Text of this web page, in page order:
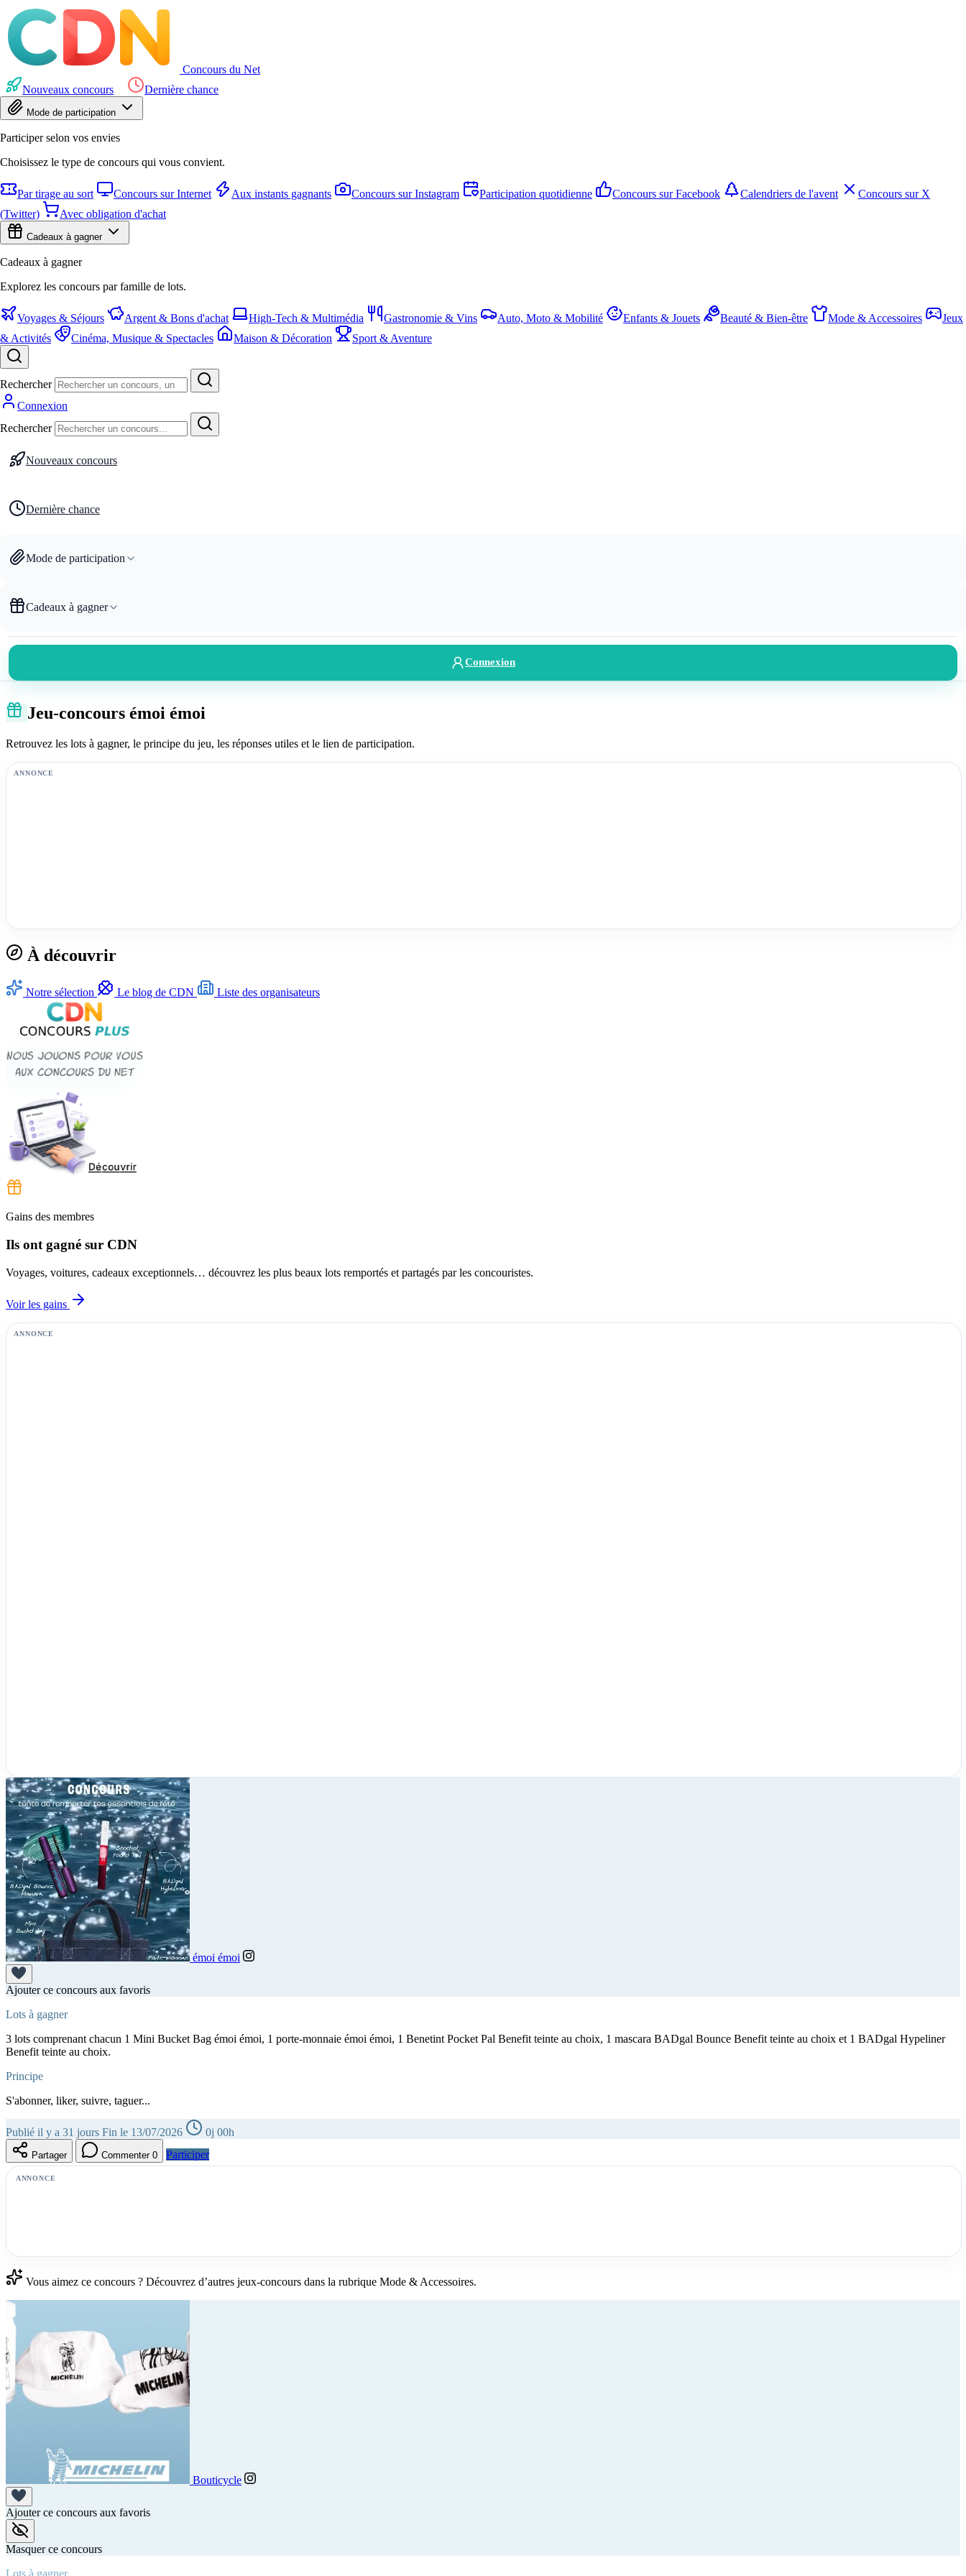
Concours du Net
Nouveaux concours
Dernière chance
Mode de participation
Participer selon vos envies
Choisissez le type de concours qui vous convient.
Par tirage au sort Concours sur Internet Aux instants gagnants Concours sur Instagram Participation quotidienne Concours sur Facebook Calendriers de l'avent
Concours sur X
(Twitter)
Avec obligation d'achat
Cadeaux à gagner
Cadeaux à gagner
Explorez les concours par famille de lots.
Voyages & Séjours Argent & Bons d'achat High-Tech & Multimédia Gastronomie & Vins Auto, Moto & Mobilité Enfants & Jouets Beauté & Bien-être Mode & Accessoires
Jeux
& Activités
Cinéma, Musique & Spectacles Maison & Décoration Sport & Aventure
Rechercher
Connexion
Rechercher
Nouveaux concours
Dernière chance
Mode de participation
Cadeaux à gagner
Connexion
Jeu-concours émoi émoi
Retrouvez les lots à gagner, le principe du jeu, les réponses utiles et le lien de participation.
ANNONCE
À découvrir
Notre sélection Le blog de CDN Liste des organisateurs
Gains des membres
Ils ont gagné sur CDN
Voyages, voitures, cadeaux exceptionnels… découvrez les plus beaux lots remportés et partagés par les concouristes.
Voir les gains
ANNONCE
émoi émoi
Ajouter ce concours aux favoris
Lots à gagner
3 lots comprenant chacun 1 Mini Bucket Bag émoi émoi, 1 porte-monnaie émoi émoi, 1 Benetint Pocket Pal Benefit teinte au choix, 1 mascara BADgal Bounce Benefit teinte au choix et 1 BADgal Hypeliner
Benefit teinte au choix.
Principe
S'abonner, liker, suivre, taguer...
Publié il y a 31 jours Fin le 13/07/2026 0j 00h
Partager Commenter 0 Participer
ANNONCE
Vous aimez ce concours ? Découvrez d’autres jeux-concours dans la rubrique Mode & Accessoires.
Bouticycle
Ajouter ce concours aux favoris
Masquer ce concours